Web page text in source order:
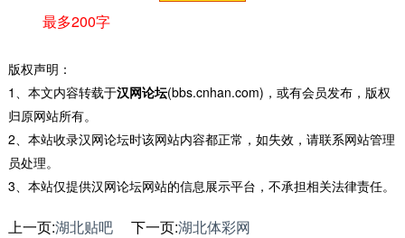
最多200字
版权声明：
1、本文内容转载于汉网论坛(bbs.cnhan.com)，或有会员发布，版权
归原网站所有。
2、本站收录汉网论坛时该网站内容都正常，如失效，请联系网站管理
员处理。
3、本站仅提供汉网论坛网站的信息展示平台，不承担相关法律责任。
上一页:湖北贴吧 下一页:湖北体彩网